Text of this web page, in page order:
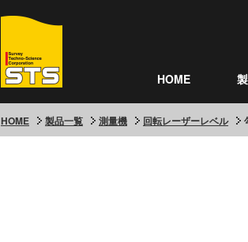
HOME
HOME 製品一覧 測量機 回転レーザーレベル